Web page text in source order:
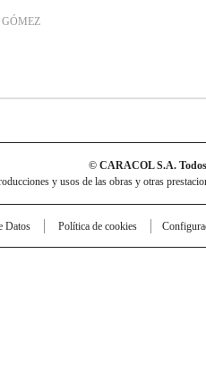
© CARACOL S.A. Todos
y usos de las obras y otras
Datos Política de cookies